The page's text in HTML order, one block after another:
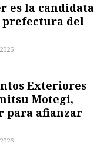
es la candidata
prefectura del
Exteriores
Motegi,
para afianzar